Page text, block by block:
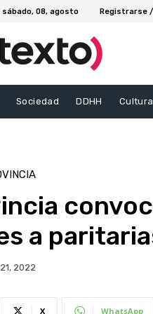
sábado, 08, agosto Registrarse
Sociedad DDHH Cultura
a
2022
X WhatsApp